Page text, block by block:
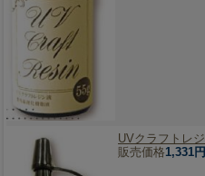
UVクラフトレ
販売価格1,331円